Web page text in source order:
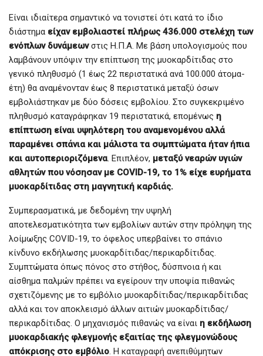
Είναι ιδιαίτερα σημαντικό να τονιστεί ότι κατά το ίδιο
διάστημα είχαν εμβολιαστεί πλήρως 436.000 στελέχη των
ενόπλων δυνάμεωνστις Η.Π.Α. Με βάση υπολογισμούς που
λαμβάνουν υπόψιν την επίπτωση της μυοκαρδίτιδας στο
γενικό πληθυσμό (1 έως 22 περιστατικά ανά 100.000 άτομα-
έτη) θα αναμένονταν έως 8 περιστατικά μεταξύ όσων
εμβολιάστηκαν με δύο δόσεις εμβολίου. Στο συγκεκριμένο
πληθυσμό καταγράφηκαν 19 περιστατικά, επομένως η
επίπτωση είναι υψηλότερη του αναμενομένου αλλά
παραμένει σπάνια και μάλιστα τα συμπτώματα ήταν ήπια
και αυτοπεριοριζόμενα. Επιπλέον, μεταξύ νεαρών υγιών
αθλητών που νόσησαν με COVID-19, το 1% είχε ευρήματα
μυοκαρδίτιδας στη μαγνητική καρδιάς.
Συμπερασματικά, με δεδομένη την υψηλή
αποτελεσματικότητα των εμβολίων αυτών στην πρόληψη της
λοίμωξης COVID-19, το όφελος υπερβαίνει το σπάνιο
κίνδυνο εκδήλωσης μυοκαρδίτιδας/περικαρδίτιδας.
Συμπτώματα όπως πόνος στο στήθος, δύσπνοια ή και
αίσθημα παλμών πρέπει να εγείρουν την υποψία πιθανώς
σχετιζόμενης με το εμβόλιο μυοκαρδίτιδας/περικαρδίτιδας
αλλά και τον αποκλεισμό άλλων αιτιών μυοκαρδίτιδας/
περικαρδίτιδας. Ο μηχανισμός πιθανώς να είναι η εκδήλωση
μυοκαρδιακής φλεγμονής εξαιτίας της φλεγμονώδους
απόκρισης στο εμβόλιο. Η καταγραφή ανεπιθύμητων